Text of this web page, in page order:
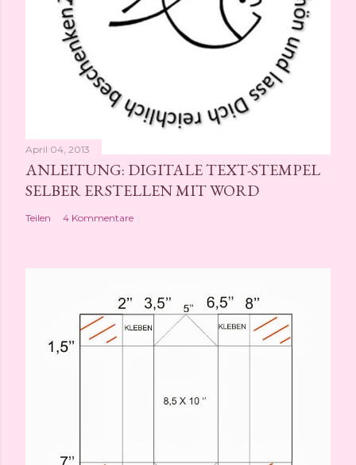
April 04, 2013
ANLEITUNG: DIGITALE TEXT-STEMPEL
SELBER ERSTELLEN MIT WORD
Teilen 4 Kommentare